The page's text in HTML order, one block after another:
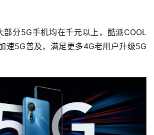
部分5G手机均在千元以上，酷派COOL
速5G普及，满足更多4G老用户升级5G